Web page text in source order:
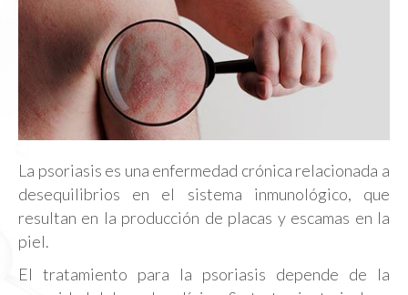
La psoriasis es una enfermedad crónica relacionada a
desequilibrios en el sistema inmunológico, que
resultan en la producción de placas y escamas en la
piel.
El tratamiento para la psoriasis depende de la